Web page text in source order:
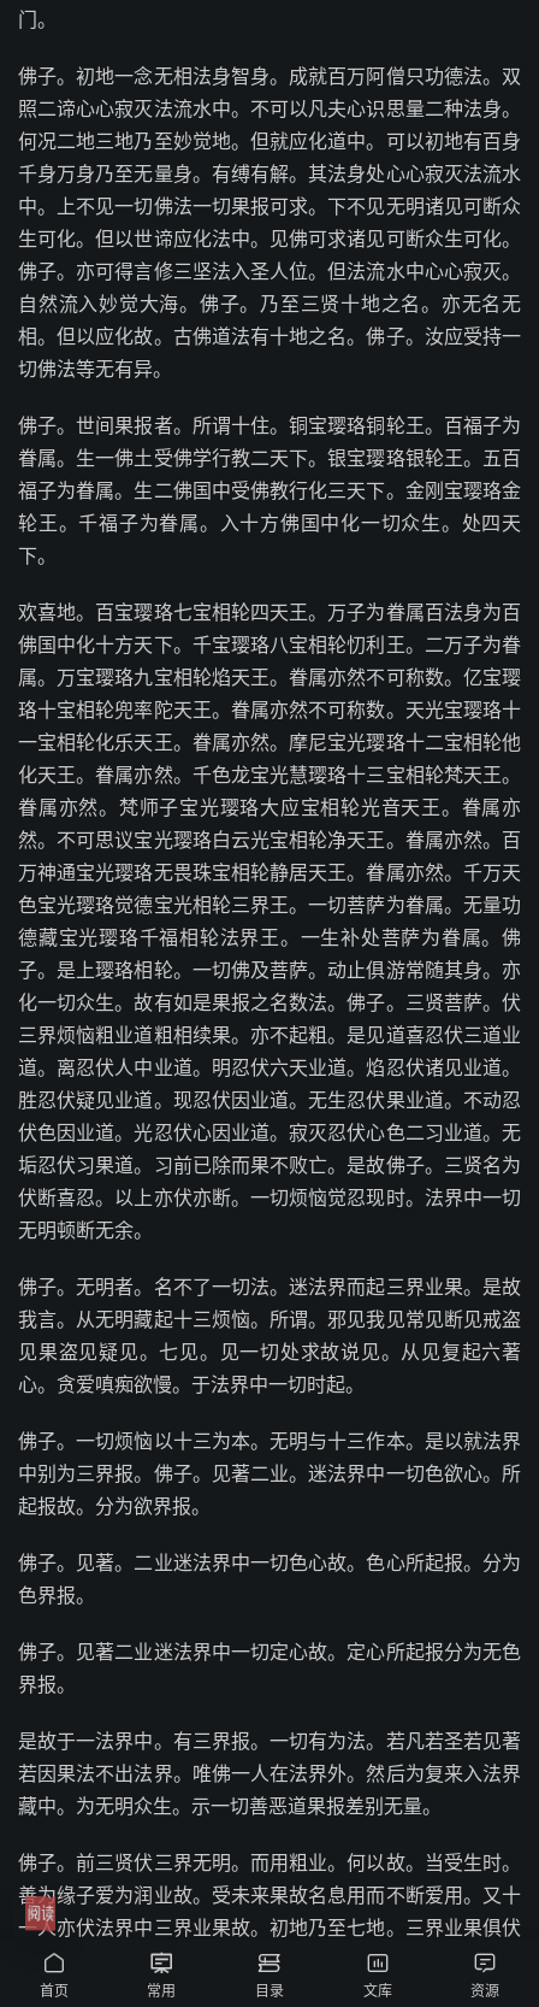
门。
佛子。初地一念无相法身智身。成就百万阿僧只功德法。双
照二谛心心寂灭法流水中。不可以凡夫心识思量二种法身。
何况二地三地乃至妙觉地。但就应化道中。可以初地有百身
千身万身乃至无量身。有缚有解。其法身处心心寂灭法流水
中。上不见一切佛法一切果报可求。下不见无明诸见可断众
生可化。但以世谛应化法中。见佛可求诸见可断众生可化。
佛子。亦可得言修三坚法入圣人位。但法流水中心心寂灭。
自然流入妙觉大海。佛子。乃至三贤十地之名。亦无名无
相。但以应化故。古佛道法有十地之名。佛子。汝应受持一
切佛法等无有异。
佛子。世间果报者。所谓十住。铜宝璎珞铜轮王。百福子为
眷属。生一佛土受佛学行教二天下。银宝璎珞银轮王。五百
福子为眷属。生二佛国中受佛教行化三天下。金刚宝璎珞金
轮王。千福子为眷属。入十方佛国中化一切众生。处四天
下。
欢喜地。百宝璎珞七宝相轮四天王。万子为眷属百法身为百
佛国中化十方天下。千宝璎珞八宝相轮忉利王。二万子为眷
属。万宝璎珞九宝相轮焰天王。眷属亦然不可称数。亿宝璎
珞十宝相轮兜率陀天王。眷属亦然不可称数。天光宝璎珞十
一宝相轮化乐天王。眷属亦然。摩尼宝光璎珞十二宝相轮他
化天王。眷属亦然。千色龙宝光慧璎珞十三宝相轮梵天王。
眷属亦然。梵师子宝光璎珞大应宝相轮光音天王。眷属亦
然。不可思议宝光璎珞白云光宝相轮净天王。眷属亦然。百
万神通宝光璎珞无畏珠宝相轮静居天王。眷属亦然。千万天
色宝光璎珞觉德宝光相轮三界王。一切菩萨为眷属。无量功
德藏宝光璎珞千福相轮法界王。一生补处菩萨为眷属。佛
子。是上璎珞相轮。一切佛及菩萨。动止俱游常随其身。亦
化一切众生。故有如是果报之名数法。佛子。三贤菩萨。伏
三界烦恼粗业道粗相续果。亦不起粗。是见道喜忍伏三道业
道。离忍伏人中业道。明忍伏六天业道。焰忍伏诸见业道。
胜忍伏疑见业道。现忍伏因业道。无生忍伏果业道。不动忍
伏色因业道。光忍伏心因业道。寂灭忍伏心色二习业道。无
垢忍伏习果道。习前已除而果不败亡。是故佛子。三贤名为
伏断喜忍。以上亦伏亦断。一切烦恼觉忍现时。法界中一切
无明顿断无余。
佛子。无明者。名不了一切法。迷法界而起三界业果。是故
我言。从无明藏起十三烦恼。所谓。邪见我见常见断见戒盗
见果盗见疑见。七见。见一切处求故说见。从见复起六著
心。贪爱嗔痴欲慢。于法界中一切时起。
佛子。一切烦恼以十三为本。无明与十三作本。是以就法界
中别为三界报。佛子。见著二业。迷法界中一切色欲心。所
起报故。分为欲界报。
佛子。见著。二业迷法界中一切色心故。色心所起报。分为
色界报。
佛子。见著二业迷法界中一切定心故。定心所起报分为无色
界报。
是故于一法界中。有三界报。一切有为法。若凡若圣若见著
若因果法不出法界。唯佛一人在法界外。然后为复来入法界
藏中。为无明众生。示一切善恶道果报差别无量。
佛子。前三贤伏三界无明。而用粗业。何以故。当受生时。
善为缘子爱为润业故。受未来果故名息用而不断爱用。又十
一人亦伏法界中三界业果故。初地乃至七地。三界业果俱伏
尽无余。八地乃尽故。从此以上示现作佛。王宫受生。出家
得道。转法轮灭度。亦现一切佛界。故无子爱三界之报。唯

首页

常用

目录

文库

资源